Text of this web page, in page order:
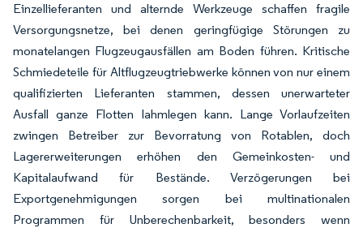
Einzellieferanten und alternde Werkzeuge schaffen fragile
Versorgungsnetze, bei denen geringfügige Störungen zu
monatelangen Flugzeugausfällen am Boden führen. Kritische
Schmiedeteile für Altflugzeugtriebwerke können von nur einem
qualifizierten Lieferanten stammen, dessen unerwarteter
Ausfall ganze Flotten lahmlegen kann. Lange Vorlaufzeiten
zwingen Betreiber zur Bevorratung von Rotablen, doch
Lagererweiterungen erhöhen den Gemeinkosten- und
Kapitalaufwand für Bestände. Verzögerungen bei
Exportgenehmigungen sorgen bei multinationalen
Programmen für Unberechenbarkeit, besonders wenn